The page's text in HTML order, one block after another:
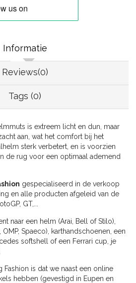
Informatie
Reviews(0)
Tags (0)
is extreem licht en dun, maar
aan, wat het comfort bij het
sterk verbetert, en is voorzien
de rug voor een optimaal ademend
gespecialiseerd in de verkoop
en alle producten afgeleid van de
GT,...
naar een helm (Arai, Bell of Stilo),
Spaeco), karthandschoenen, een
softshell of een Ferrari cup, je
Fashion is dat we naast een online
hebben (gevestigd in Eupen en